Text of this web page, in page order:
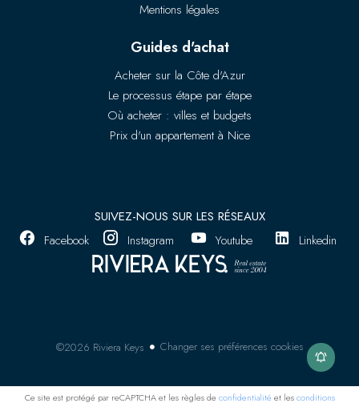
Mentions légales
Guides d'achat
Acheter sur la Côte d'Azur
Le processus étape par étape
Où acheter : villes et budgets
Prix d'un appartement à Nice
SUIVEZ-NOUS SUR LES RÉSEAUX
Facebook
Instagram Youtube Linkedin
©2026 Riviera Keys Changer ses préférences cookies
Ce site est protégé par reCAPTCHA et les règles de confidentialité et lesconditions